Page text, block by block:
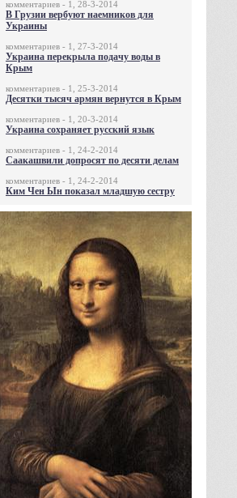
комментариев - 1, 28-3-2014
В Грузии вербуют наемников для
Украины
комментариев - 1, 27-3-2014
Украина перекрыла подачу воды в
Крым
комментариев - 1, 25-3-2014
Десятки тысяч армян вернутся в Крым
комментариев - 1, 20-3-2014
Украина сохраняет русский язык
комментариев - 1, 24-2-2014
Саакашвили допросят по десяти делам
комментариев - 1, 24-2-2014
Ким Чен Ын показал младшую сестру